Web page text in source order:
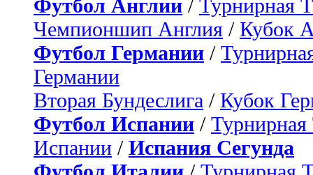
Футбол Англии / Турнирная
Чемпионшип Англия / Кубок
Футбол Германии /
Германии
Вторая Бундеслига / Кубок
Футбол Испании / Турнирная
Испании / Испания Сегунда